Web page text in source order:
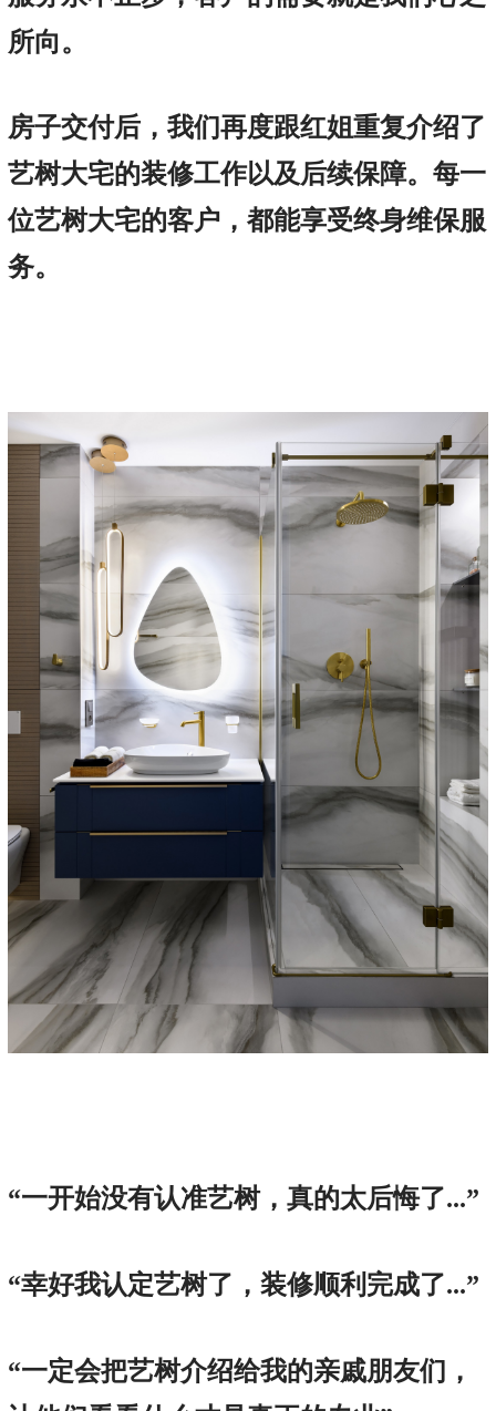
所向。
房子交付后，我们再度跟红姐重复介绍了
艺树大宅的装修工作以及后续保障。每一
位艺树大宅的客户，都能享受终身维保服
务。
“一开始没有认准艺树，真的太后悔了...”
“幸好我认定艺树了，装修顺利完成了...”
“一定会把艺树介绍给我的亲戚朋友们，